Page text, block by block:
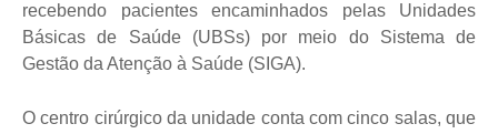
recebendo pacientes encaminhados pelas Unidades
Básicas de Saúde (UBSs) por meio do Sistema de
Gestão da Atenção à Saúde (SIGA).
O centro cirúrgico da unidade conta com cinco salas, que